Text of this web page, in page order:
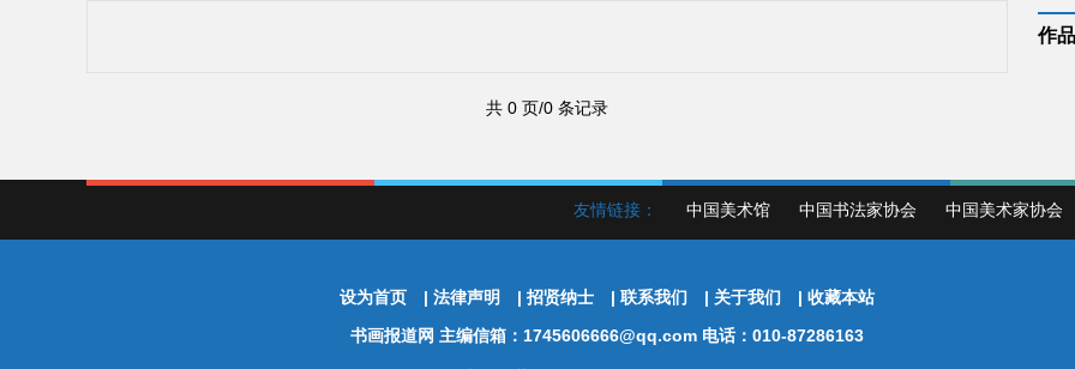
共 0 页/0 条记录
作
友情链接： 中国美术馆 中国书法家协会 中国美术家协会
设为首页 | 法律声明 | 招贤纳士 | 联系我们 | 关于我们 | 收藏本站
书画报道网 主编信箱：1745606666@qq.com 电话：010-87286163